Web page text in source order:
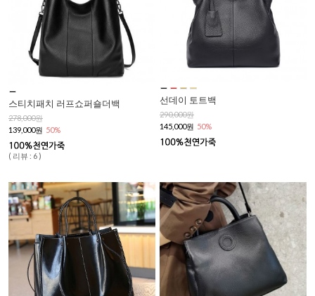
스티치패치 러프쇼퍼숄더백
278,000원
139,000원 50%
( 리뷰 : 6 )
선데이 토트백
290,000원
145,000원 50%